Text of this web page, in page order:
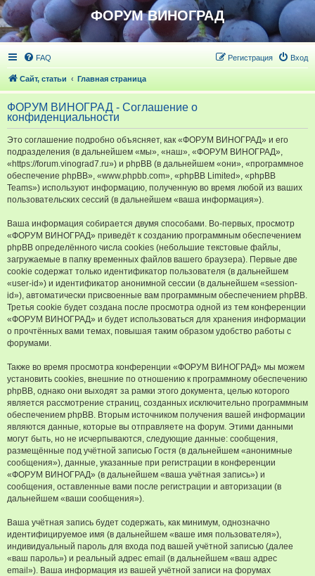
ФОРУМ ВИНОГРАД
FAQ Вход
Регистрация
Сайт, статьи Главная страница
ФОРУМ ВИНОГРАД - Соглашение о
конфиденциальности
Это соглашение подробно объясняет, как «ФОРУМ ВИНОГРАД» и его
подразделения (в дальнейшем «мы», «наш», «ФОРУМ ВИНОГРАД»,
«https://forum.vinograd7.ru») и phpBB (в дальнейшем «они», «программное
обеспечение phpBB», «www.phpbb.com», «phpBB Limited», «phpBB
Teams») используют информацию, полученную во время любой из ваших
пользовательских сессий (в дальнейшем «ваша информация»).
Ваша информация собирается двумя способами. Во-первых, просмотр
«ФОРУМ ВИНОГРАД» приведёт к созданию программным обеспечением
phpBB определённого числа cookies (небольшие текстовые файлы,
загружаемые в папку временных файлов вашего браузера). Первые две
cookie содержат только идентификатор пользователя (в дальнейшем
«user-id») и идентификатор анонимной сессии (в дальнейшем «session-
id»), автоматически присвоенные вам программным обеспечением phpBB.
Третья cookie будет создана после просмотра одной из тем конференции
«ФОРУМ ВИНОГРАД» и будет использоваться для хранения информации
о прочтённых вами темах, повышая таким образом удобство работы с
форумами.
Также во время просмотра конференции «ФОРУМ ВИНОГРАД» мы можем
установить cookies, внешние по отношению к программному обеспечению
phpBB, однако они выходят за рамки этого документа, целью которого
является рассмотрение страниц, созданных исключительно программным
обеспечением phpBB. Вторым источником получения вашей информации
являются данные, которые вы отправляете на форум. Этими данными
могут быть, но не исчерпываются, следующие данные: сообщения,
размещённые под учётной записью Гостя (в дальнейшем «анонимные
сообщения»), данные, указанные при регистрации в конференции
«ФОРУМ ВИНОГРАД» (в дальнейшем «ваша учётная запись») и
сообщения, оставленные вами после регистрации и авторизации (в
дальнейшем «ваши сообщения»).
Ваша учётная запись будет содержать, как минимум, однозначно
идентифицируемое имя (в дальнейшем «ваше имя пользователя»),
индивидуальный пароль для входа под вашей учётной записью (далее
«ваш пароль») и реальный адрес email (в дальнейшем «ваш адрес
email»). Ваша информация из вашей учётной записи на форумах